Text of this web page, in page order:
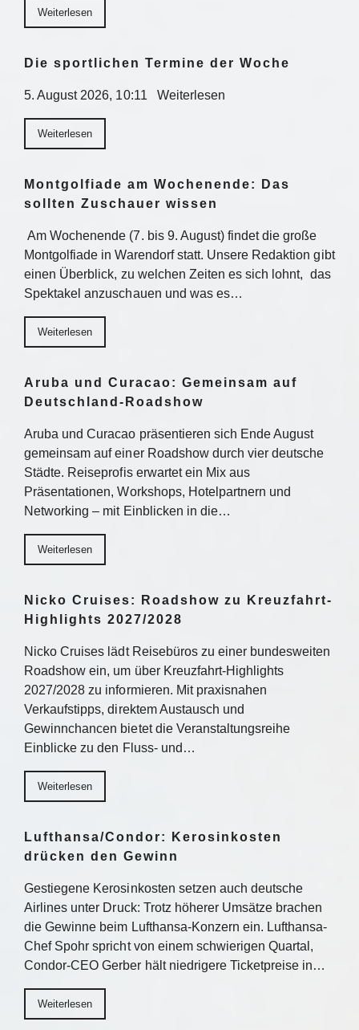
Weiterlesen
Die sportlichen Termine der Woche
5. August 2026, 10:11 Weiterlesen
Weiterlesen
Montgolfiade am Wochenende: Das
sollten Zuschauer wissen
Am Wochenende (7. bis 9. August) findet die große
Montgolfiade in Warendorf statt. Unsere Redaktion gibt
einen Überblick, zu welchen Zeiten es sich lohnt, das
Spektakel anzuschauen und was es…
Weiterlesen
Aruba und Curacao: Gemeinsam auf
Deutschland-Roadshow
Aruba und Curacao präsentieren sich Ende August
gemeinsam auf einer Roadshow durch vier deutsche
Städte. Reiseprofis erwartet ein Mix aus
Präsentationen, Workshops, Hotelpartnern und
Networking – mit Einblicken in die…
Weiterlesen
Nicko Cruises: Roadshow zu Kreuzfahrt-
Highlights 2027/2028
Nicko Cruises lädt Reisebüros zu einer bundesweiten
Roadshow ein, um über Kreuzfahrt-Highlights
2027/2028 zu informieren. Mit praxisnahen
Verkaufstipps, direktem Austausch und
Gewinnchancen bietet die Veranstaltungsreihe
Einblicke zu den Fluss- und…
Weiterlesen
Lufthansa/Condor: Kerosinkosten
drücken den Gewinn
Gestiegene Kerosinkosten setzen auch deutsche
Airlines unter Druck: Trotz höherer Umsätze brachen
die Gewinne beim Lufthansa-Konzern ein. Lufthansa-
Chef Spohr spricht von einem schwierigen Quartal,
Condor-CEO Gerber hält niedrigere Ticketpreise in…
Weiterlesen